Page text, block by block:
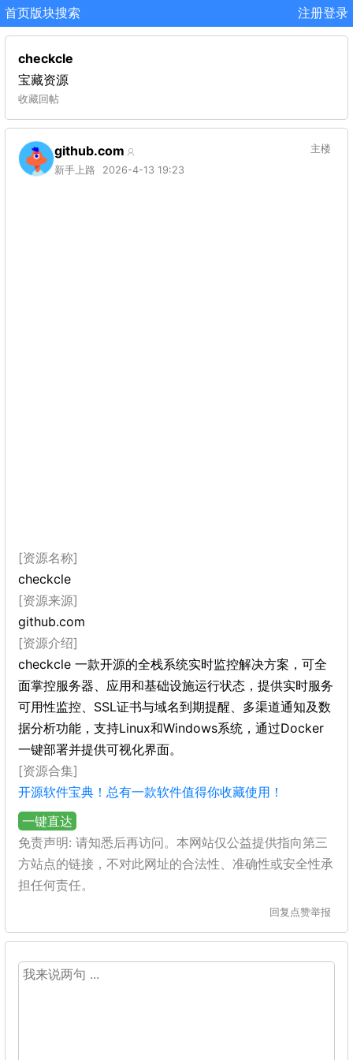
首页版块搜索 注册登录
checkcle
宝藏资源
收藏回帖
github.com
新手上路 2026-4-13 19:23
主楼
[资源名称]
checkcle
[资源来源]
github.com
[资源介绍]
checkcle 一款开源的全栈系统实时监控解决方案，可全
面掌控服务器、应用和基础设施运行状态，提供实时服务
可用性监控、SSL证书与域名到期提醒、多渠道通知及数
据分析功能，支持Linux和Windows系统，通过Docker
一键部署并提供可视化界面。
[资源合集]
开源软件宝典！总有一款软件值得你收藏使用！
一键直达
免责声明: 请知悉后再访问。本网站仅公益提供指向第三
方站点的链接，不对此网址的合法性、准确性或安全性承
担任何责任。
回复 点赞举报